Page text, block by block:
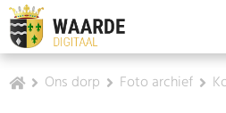
Ons dorp Foto archief